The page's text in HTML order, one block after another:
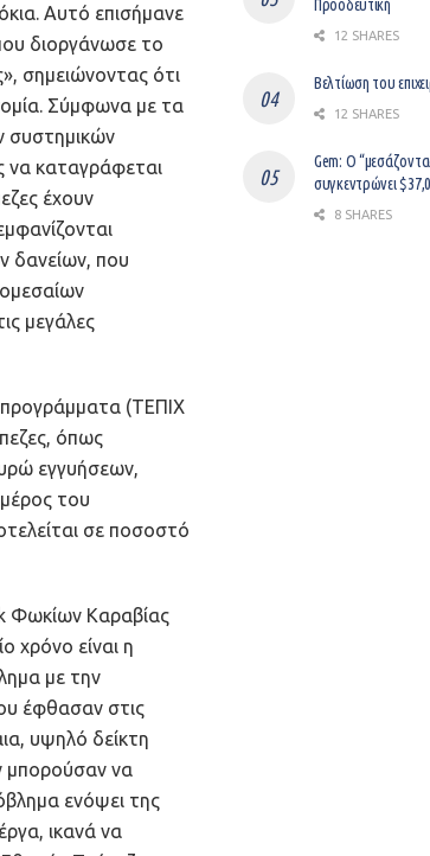
Αυτό επισήμανε
διοργάνωσε το
σημειώνοντας ότι
Σύμφωνα με τα
συστημικών
να καταγράφεται
έχουν
δανείων, που
μεγάλες
προγράμματα (ΤΕΠΙΧ
όπως
εγγυήσεων,
του
σε ποσοστό
Φωκίων Καραβίας
χρόνο είναι η
με την
έφθασαν στις
υψηλό δείκτη
μπορούσαν να
ενόψει της
ικανά να
Προοδευτική
12 SHARES
Βελτίωση του
12 SHARES
Gem: Ο
συγκεντρώνει
8 SHARES